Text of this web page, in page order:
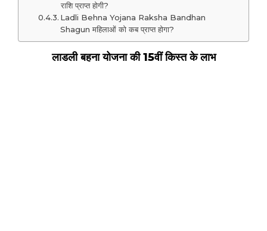
राशि प्राप्त होगी?
Ladli Behna Yojana Raksha Bandhan
Shagun महिलाओं को कब प्राप्त होगा?
लाडली बहना योजना की 15वीं किस्त के लाभ